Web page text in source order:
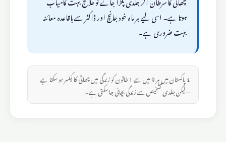
ہوتا ہے۔ اسی لیے ہر ماہ خود جانچ اور ڈاکٹر سے باقاعدہ معائنہ
بہت ضروری ہے۔
ℹ️ پاکستان میں ہر 9 میں سے 1 خاتون کو زندگی میں چھاتی کا کینسر ہو سکتا ہے
— لیکن جلدی تشخیص سے زندگی بچائی جا سکتی ہے۔